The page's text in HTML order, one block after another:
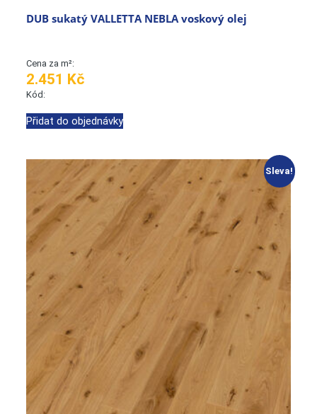
DUB sukatý VALLETTA NEBLA voskový olej
Cena za m²:
2.451 Kč
Kód:
Přidat do objednávky
Sleva!